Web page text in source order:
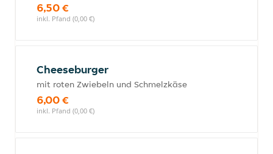
6,50 €
inkl. Pfand (0,00 €)
Cheeseburger
mit roten Zwiebeln und Schmelzkäse
6,00 €
inkl. Pfand (0,00 €)